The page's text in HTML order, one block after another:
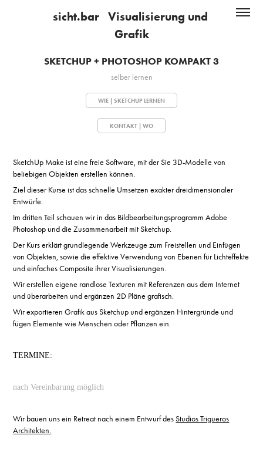
sicht.bar   Visualisierung und
Grafik
SKETCHUP + PHOTOSHOP KOMPAKT 3
selber lernen
WIE | SKETCHUP LERNEN
KONTAKT | WO
SKETCHUP + PHOTOSHOP KOMPAKT 3
selber lernen
WIE | SKETCHUP LERNEN
KONTAKT | WO
SketchUp Make ist eine freie Software, mit der Sie 3D-Modelle von
beliebigen Objekten erstellen können.
Ziel dieser Kurse ist das schnelle Umsetzen exakter dreidimensionaler
Entwürfe.
Im dritten Teil schauen wir in das Bildbearbeitungsprogramm Adobe
Photoshop und die Zusammenarbeit mit Sketchup.
Der Kurs erklärt grundlegende Werkzeuge zum Freistellen und Einfügen
von Objekten, sowie die effektive Verwendung von Ebenen für Lichteffekte
und einfaches Composite ihrer Visualisierungen.
Wir erstellen eigene randlose Texturen mit Referenzen aus dem Internet
und überarbeiten und ergänzen 2D Pläne grafisch.
Wir exportieren Grafik aus Sketchup und ergänzen Hintergründe und
fügen Elemente wie Menschen oder Pflanzen ein.
TERMINE:
nach Vereinbarung möglich
Wir bauen uns ein Retreat nach einem Entwurf desStudios Trigueros
Architekten.